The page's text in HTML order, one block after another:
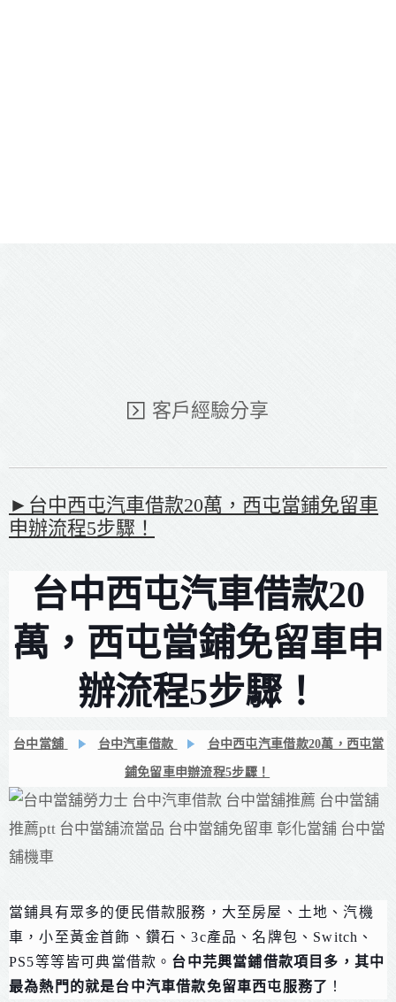
客戶經驗分享
►台中西屯汽車借款20萬，西屯當鋪免留車
申辦流程5步驟！
台中西屯汽車借款20
萬，西屯當鋪免留車申
辦流程5步驟！
台中當舖 台中汽車借款 台中西屯汽車借款20萬，西屯當
鋪免留車申辦流程5步驟！
當鋪具有眾多的便民借款服務，大至房屋、土地、汽機
車，小至黃金首飾、鑽石、3c產品、名牌包、Switch、
PS5等等皆可典當借款。 台中芫興當鋪借款項目多，其中
最為熱門的就是台中汽車借款免留車西屯服務了 ！